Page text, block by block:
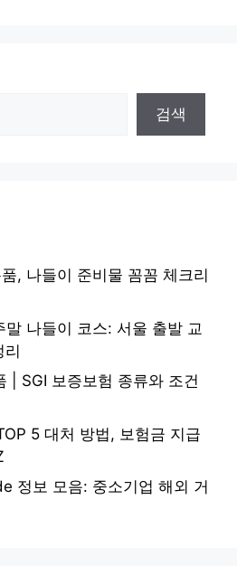
검색
, 나들이 준비물 꼼꼼 체크리
말 나들이 코스: 서울 출발 교
리
| SGI 보증보험 종류와 조건
5 대처 방법, 보험금 지급
정보 모음: 중소기업 해외 거